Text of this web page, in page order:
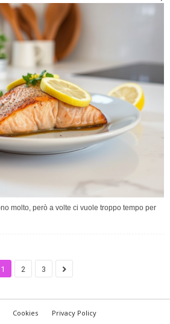
molto, però a volte ci vuole troppo tempo per
1 2 3
Cookies Privacy Policy